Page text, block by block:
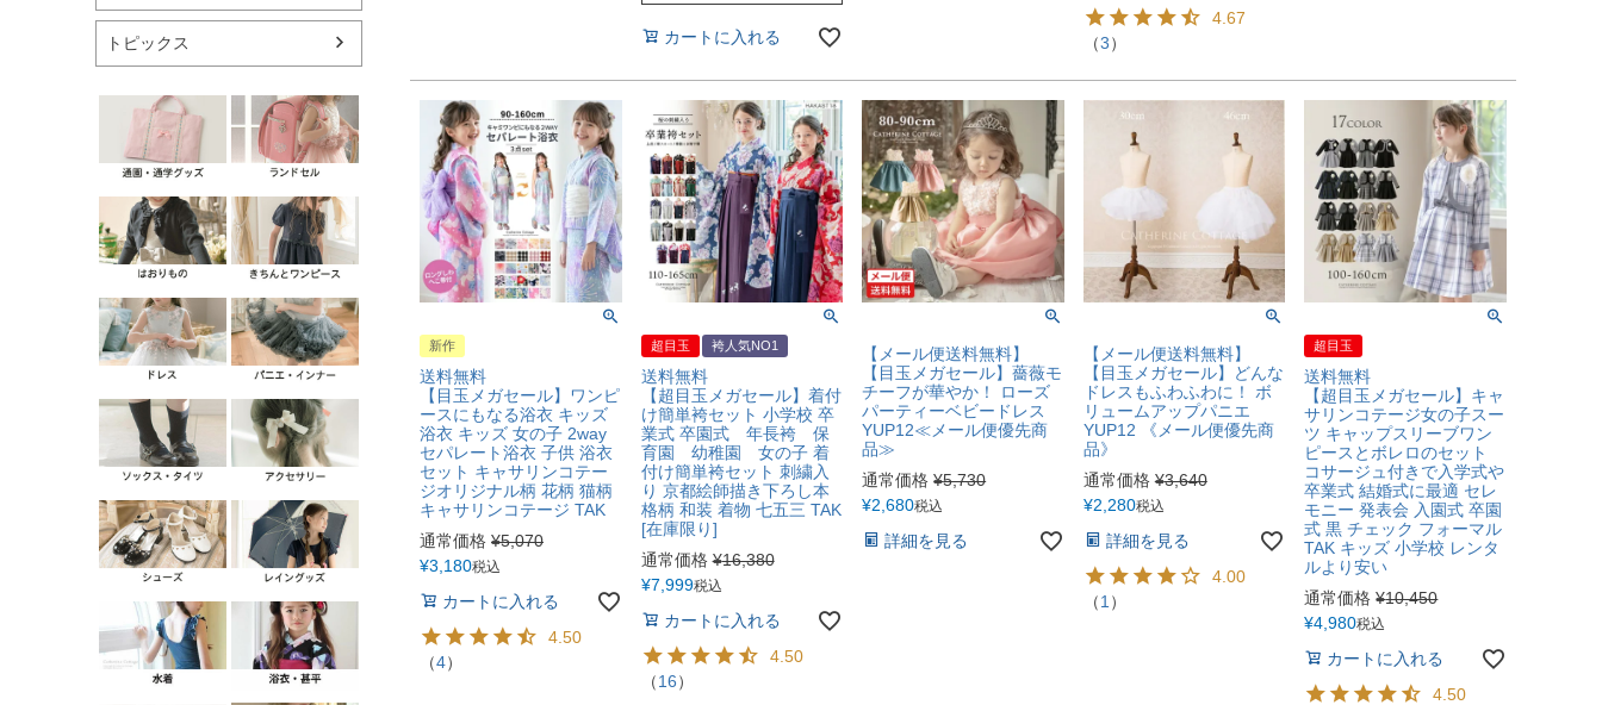
トピックス カートに入れる
4.67
（3）
新作
送料無料
【目玉メガセール】ワンピ
ースにもなる浴衣 キッズ
浴衣 キッズ 女の子 2way
セパレート浴衣 子供 浴衣
セット キャサリンコテー
ジオリジナル柄 花柄 猫柄
キャサリンコテージ TAK
通常価格 ¥5,070
¥3,180税込
カートに入れる
4.50
（4）
超目玉 袴人気NO1
送料無料
【超目玉メガセール】着付
け簡単袴セット 小学校 卒
業式 卒園式 年長袴 保
育園 幼稚園 女の子 着
付け簡単袴セット 刺繍入
り 京都絵師描き下ろし本
格柄 和装 着物 七五三 TAK
[在庫限り]
通常価格 ¥16,380
¥7,999税込
カートに入れる
4.50
（16）
【メール便送料無料】
【目玉メガセール】薔薇モ
チーフが華やか！ ローズ
パーティーベビードレス
YUP12≪メール便優先商
品≫
通常価格 ¥5,730
¥2,680税込
詳細を見る
【メール便送料無料】
【目玉メガセール】どんな
ドレスもふわふわに！ ボ
リュームアップパニエ
YUP12 《メール便優先商
品》
通常価格 ¥3,640
¥2,280税込
詳細を見る
4.00
（1 ）
超目玉
送料無料
【超目玉メガセール】キャ
サリンコテージ女の子スー
ツ キャップスリーブワン
ピースとボレロのセット
コサージュ付きで入学式や
卒業式 結婚式に最適 セレ
モニー 発表会 入園式 卒園
式 黒 チェック フォーマル
TAK キッズ 小学校 レンタ
ルより安い
通常価格 ¥10,450
¥4,980税込
カートに入れる
4.50